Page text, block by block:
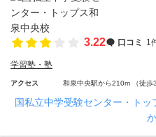
3.22 口コミ 1
学習塾・塾
アクセス 和泉中央駅から210m （徒歩3
国私立中学受験センター・ト